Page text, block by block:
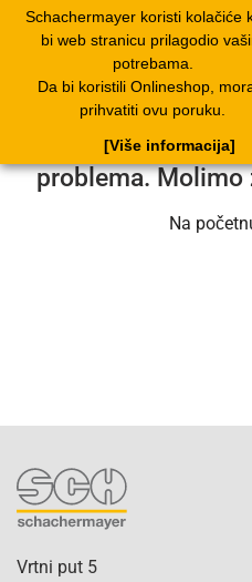
Schachermayer koristi kolačiće
bi web stranicu prilagodio
potrebama.
Da bi koristili Onlineshop,
prihvatiti ovu poruku.
[Više informacija]
Nažalost, došlo
servisni tim
problema.
Na
Vrtni put 5